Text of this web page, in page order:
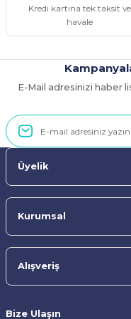
Kredi kartına tek taksit ve
havale
E-Mail adresinizi haber
Üyelik
Kurumsal
Alışveriş
Bize Ulaşın